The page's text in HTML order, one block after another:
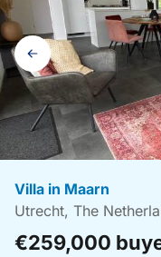
Gallery
navigation
Villa in Maarn
Utrecht, The
€259,000